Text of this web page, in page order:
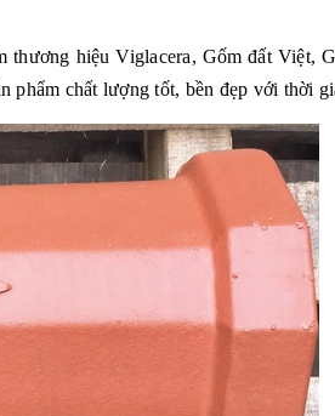
thương hiệu Viglacera, Gốm đất
phẩm chất lượng tốt, bền đẹp với thời